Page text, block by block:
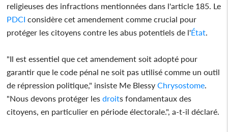
religieuses des infractions mentionnées dans l'article 185. Le
PDCI considère cet amendement comme crucial pour
protéger les citoyens contre les abus potentiels de l'État
"Il est essentiel que cet amendement soit adopté pour
garantir que le code pénal ne soit pas utilisé comme un outil
de répression politique," insiste Me BlessyChrysostome
"Nous devons protéger lesdroits fondamentaux des
citoyens, en particulier en période électorale.", a-t-il déclaré.